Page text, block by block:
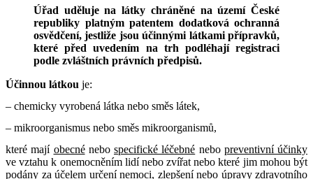
Úřad uděluje na látky chráněné na území České
republiky platným patentem dodatková ochranná
osvědčení, jestliže jsou účinnými látkami přípravků,
které před uvedením na trh podléhají registraci
podle zvláštních právních předpisů.
Účinnou látkou je:
– chemicky vyrobená látka nebo směs látek,
– mikroorganismus nebo směs mikroorganismů,
které mají obecnénebo specifické léčebné nebo preventivní účinky
ve vztahu k onemocněním lidí nebo zvířat nebo které jim mohou být
podány za účelem určení nemoci, zlepšení nebo úpravy zdravotního